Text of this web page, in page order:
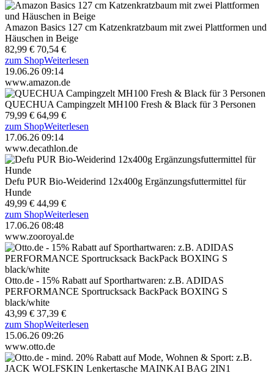
Amazon Basics 127 cm Katzenkratzbaum mit zwei Plattformen und
Häuschen in Beige
82,99 € 70,54 €
zum ShopWeiterlesen
19.06.26 09:14
www.amazon.de
QUECHUA Campingzelt MH100 Fresh & Black für 3 Personen
79,99 € 64,99 €
zum ShopWeiterlesen
17.06.26 09:14
www.decathlon.de
Defu PUR Bio-Weiderind 12x400g Ergänzungsfuttermittel für
Hunde
49,99 € 44,99 €
zum ShopWeiterlesen
17.06.26 08:48
www.zooroyal.de
Otto.de - 15% Rabatt auf Sporthartwaren: z.B. ADIDAS
PERFORMANCE Sportrucksack BackPack BOXING S
black/white
43,99 € 37,39 €
zum ShopWeiterlesen
15.06.26 09:26
www.otto.de